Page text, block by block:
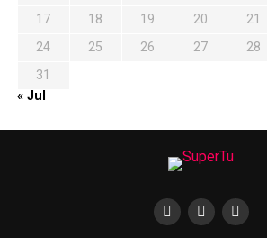
17
18 19 20 21
24
25 26 27 28
31
« Jul